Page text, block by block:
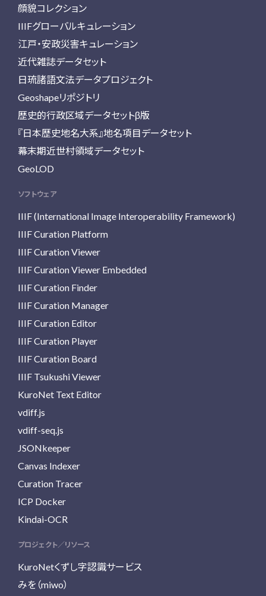
顔貌コレクション
IIIFグローバルキュレーション
江戸・安政災害キュレーション
近代雑誌データセット
日琉諸語文法データプロジェクト
Geoshapeリポジトリ
歴史的行政区域データセットβ版
『日本歴史地名大系』地名項目データセット
幕末期近世村領域データセット
GeoLOD
ソフトウェア
IIIF (International Image Interoperability Framework)
IIIF Curation Platform
IIIF Curation Viewer
IIIF Curation Viewer Embedded
IIIF Curation Finder
IIIF Curation Manager
IIIF Curation Editor
IIIF Curation Player
IIIF Curation Board
IIIF Tsukushi Viewer
KuroNet Text Editor
vdiff.js
vdiff-seq.js
JSONkeeper
Canvas Indexer
Curation Tracer
ICP Docker
Kindai-OCR
プロジェクト／リソース
KuroNetくずし字認識サービス
みを（miwo）